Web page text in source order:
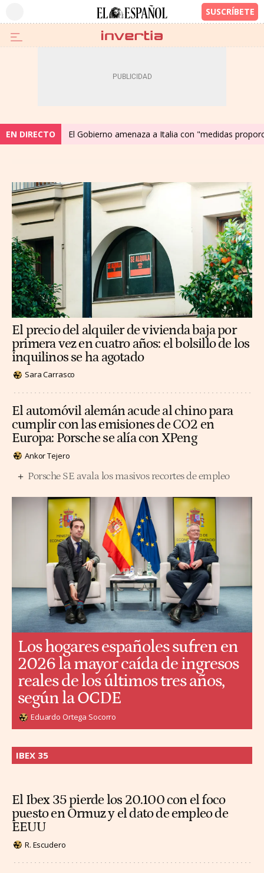
EN DIRECTO El Gobierno amenaza a Italia con "medidas
El precio del alquiler de vivienda baja por
primera vez en cuatro años: el bolsillo de los
inquilinos se ha agotado
Sara Carrasco
El automóvil alemán acude al chino para
cumplir con las emisiones de CO2 en
Europa: Porsche se alía con XPeng
Ankor Tejero
Porsche SE avala los masivos recortes de empleo
Los hogares españoles sufren en
2026 la mayor caída de ingresos
reales de los últimos tres años,
según la OCDE
Eduardo Ortega Socorro
IBEX 35
El Ibex 35 pierde los 20.100 con el foco
puesto en Ormuz y el dato de empleo de
EEUU
R. Escudero